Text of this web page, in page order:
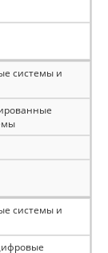
системы и
системы и